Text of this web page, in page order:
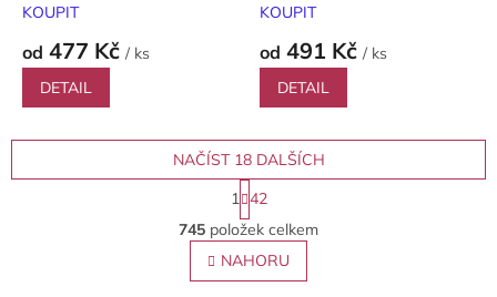
KOUPIT
od 477 Kč / ks
DETAIL
KOUPIT
od 491 Kč / ks
DETAIL
O
v
l
á
NAČÍST 18 DALŠÍCH
S
t
r
á
n
k
1 42
745 položek celkem
NAHORU